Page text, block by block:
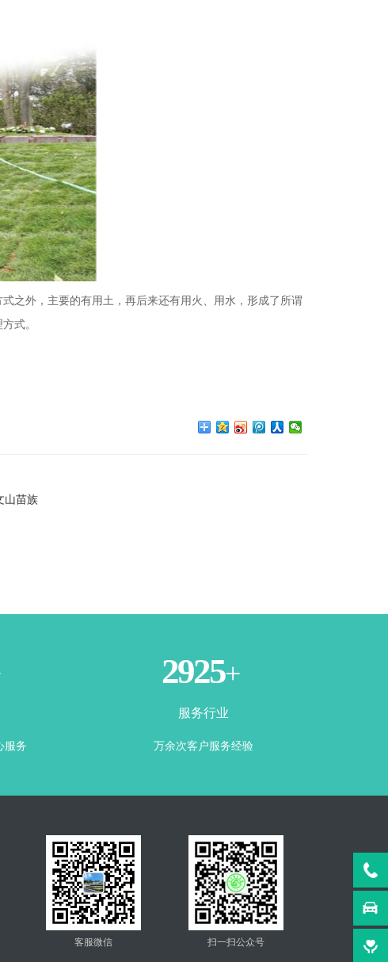
之外，主要的有用土，再后来还有用火、用水，形成了所谓
式。
山苗族
服务
3500+
服务行业
万余次客户服务经验
客服微信 扫一扫公众号